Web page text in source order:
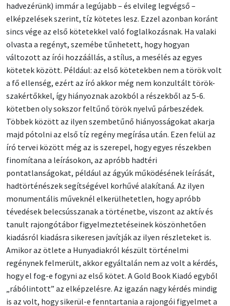
hadvezérünk) immár a legújabb – és elvileg legvégső –
elképzelések szerint, tíz kötetes lesz. Ezzel azonban koránt
sincs vége az első kötetekkel való foglalkozásnak. Ha valaki
olvasta a regényt, szemébe tűnhetett, hogy hogyan
változott az írói hozzáállás, a stílus, a mesélés az egyes
kötetek között. Például: az első kötetekben nem a török volt
a fő ellenség, ezért az író akkor még nem konzultált török-
szakértőkkel, így hiányoznak azokból a részekből az 5-6.
kötetben oly sokszor feltűnő török nyelvű párbeszédek.
Többek között az ilyen szembetűnő hiányosságokat akarja
majd pótolni az első tíz regény megírása után. Ezen felül az
író tervei között még az is szerepel, hogy egyes részekben
finomítana a leírásokon, az apróbb hadtéri
pontatlanságokat, például az ágyúk működésének leírását,
hadtörténészek segítségével korhűvé alakítaná. Az ilyen
monumentális műveknél elkerülhetetlen, hogy apróbb
tévedések belecsússzanak a történetbe, viszont az aktív és
tanult rajongótábor figyelmeztetéseinek köszönhetően
kiadásról kiadásra sikeresen javítják az ilyen részleteket is.
Amikor az ötlete a Hunyadiakról készült történelmi
regénynek felmerült, akkor egyáltalán nem az volt a kérdés,
hogy el fog-e fogyni az első kötet. A Gold Book Kiadó egyből
„rábólintott” az elképzelésre. Az igazán nagy kérdés mindig
is az volt, hogy sikerül-e fenntartania a rajongói figyelmet a